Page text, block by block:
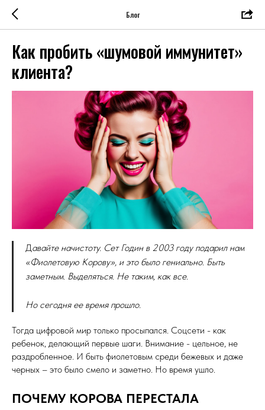
Блог
Как пробить «шумовой иммунитет»
клиента?
Давайте начистоту. Сет Годин в 2003 году подарил нам
«Фиолетовую Корову», и это было гениально. Быть
заметным. Выделяться. Не таким, как все.
Но сегодня ее время прошло.
Тогда цифровой мир только просыпался. Соцсети - как
ребенок, делающий первые шаги. Внимание - цельное, не
раздробленное. И быть фиолетовым среди бежевых и даже
черных – это было смело и заметно. Но время ушло.
ПОЧЕМУ КОРОВА ПЕРЕСТАЛА